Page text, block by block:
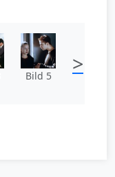
Bild 5 >